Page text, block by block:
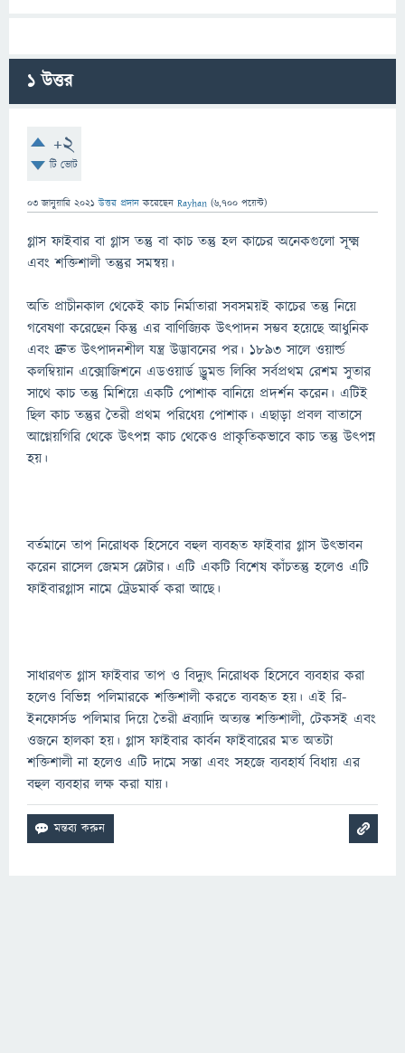
1উত্তর
+2
টি ভোট
03 জানুয়ারি 2021 উত্তর প্রদান করেছেন Rayhan (6,700 পয়েন্ট)
গ্লাস ফাইবার বা গ্লাস তন্তু বা কাচ তন্তু হল কাচের অনেকগুলো সূক্ষ্ম
এবং শক্তিশালী তন্তুর সমন্বয়।
অতি প্রাচীনকাল থেকেই কাচ নির্মাতারা সবসময়ই কাচের তন্তু নিয়ে
গবেষণা করেছেন কিন্তু এর বাণিজ্যিক উৎপাদন সম্ভব হয়েছে আধুনিক
এবং দ্রুত উৎপাদনশীল যন্ত্র উদ্ভাবনের পর। ১৮৯৩ সালে ওয়ার্ল্ড
কলম্বিয়ান এক্সোজিশনে এডওয়ার্ড ড্রুমন্ড লিব্বি সর্বপ্রথম রেশম সুতার
সাথে কাচ তন্তু মিশিয়ে একটি পোশাক বানিয়ে প্রদর্শন করেন। এটিই
ছিল কাচ তন্তুর তৈরী প্রথম পরিধেয় পোশাক। এছাড়া প্রবল বাতাসে
আগ্নেয়গিরি থেকে উৎপন্ন কাচ থেকেও প্রাকৃতিকভাবে কাচ তন্তু উৎপন্ন
হয়।
বর্তমানে তাপ নিরোধক হিসেবে বহুল ব্যবহৃত ফাইবার গ্লাস উৎভাবন
করেন রাসেল জেমস স্লেটার। এটি একটি বিশেষ কাঁচতন্তু হলেও এটি
ফাইবারগ্লাস নামে ট্রেডমার্ক করা আছে।
সাধারণত গ্লাস ফাইবার তাপ ও বিদ্যুৎ নিরোধক হিসেবে ব্যবহার করা
হলেও বিভিন্ন পলিমারকে শক্তিশালী করতে ব্যবহৃত হয়। এই রি-
ইনফোর্সড পলিমার দিয়ে তৈরী দ্রব্যাদি অত্যন্ত শক্তিশালী, টেকসই এবং
ওজনে হালকা হয়। গ্লাস ফাইবার কার্বন ফাইবারের মত অতটা
শক্তিশালী না হলেও এটি দামে সস্তা এবং সহজে ব্যবহার্য বিধায় এর
বহুল ব্যবহার লক্ষ করা যায়।